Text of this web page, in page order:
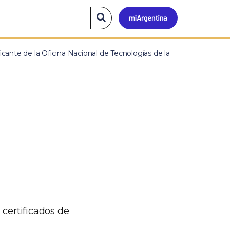
Mi
Buscar
en
el
sitio
de la Oficina Nacional de Tecnologías de la
certificados de